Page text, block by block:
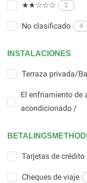
★★☆☆☆ 2
No clasificado 4
INSTALACIONES
Terraza privada/
El enfriamiento de
acondicionado /
Tarjetas de crédito
Cheques de viaje